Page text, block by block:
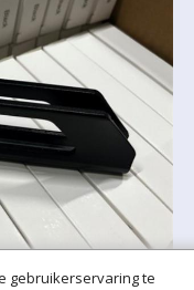
gebruikerservaring te